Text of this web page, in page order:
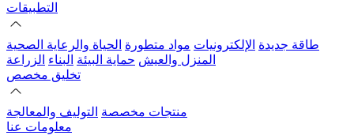
التطبيقات
طاقة جديدة الإلكترونيات مواد متطورة الحياة والرعاية الصحية
المنزل والعيش حماية البيئة البناء الزراعة
تخليق مخصص
منتجات مخصصة التوليف والمعالجة
معلومات عنا